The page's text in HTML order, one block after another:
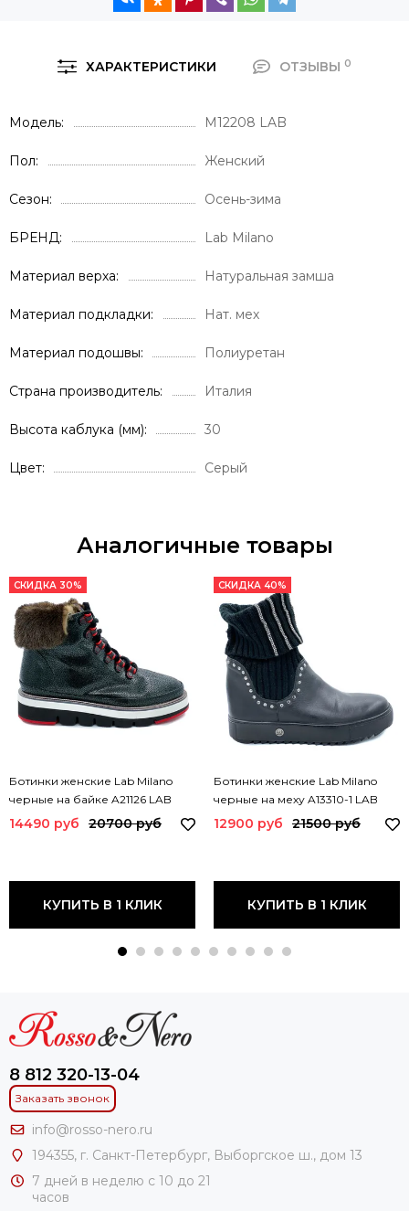
ХАРАКТЕРИСТИКИ ОТЗЫВЫ 0
Модель M12208 LAB
Пол Женский
Сезон Осень-зима
БРЕНД Lab Milano
Материал верха Натуральная замша
Материал подкладки Нат. мех
Материал подошвы Полиуретан
Страна производитель Италия
Высота каблука (мм) 30
Цвет Серый
Аналогичные товары
СКИДКА 30%
Ботинки женские Lab Milano
черные на байке A21126 LAB
14490 руб 20700 руб
КУПИТЬ В 1 КЛИК
СКИДКА 40%
Ботинки женские Lab Milano
черные на меху A13310-1 LAB
12900 руб 21500 руб
КУПИТЬ В 1 КЛИК
8 812 320-13-04
Заказать звонок
info@rosso-nero.ru
194355, г. Санкт-Петербург, Выборгское ш., дом 13
7 дней в неделю с 10 до 21
часов